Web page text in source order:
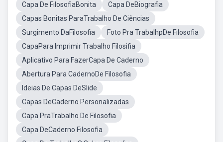
Capa De FilosofiaBonita
Capa DeBiografia
Capas Bonitas ParaTrabalho De Ciências
Surgimento DaFilosofia
Foto Pra TrabalhpDe Filosofia
CapaPara Imprimir Trabalho Filosifia
Aplicativo Para FazerCapa De Caderno
Abertura Para CadernoDe Filosofia
Ideias De Capas DeSlide
Capas DeCaderno Personalizadas
Capa PraTrabalho De Filosofia
Capa DeCaderno Filosofia